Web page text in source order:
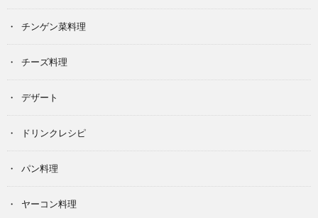
チンゲン菜料理
チーズ料理
デザート
ドリンクレシピ
パン料理
ヤーコン料理